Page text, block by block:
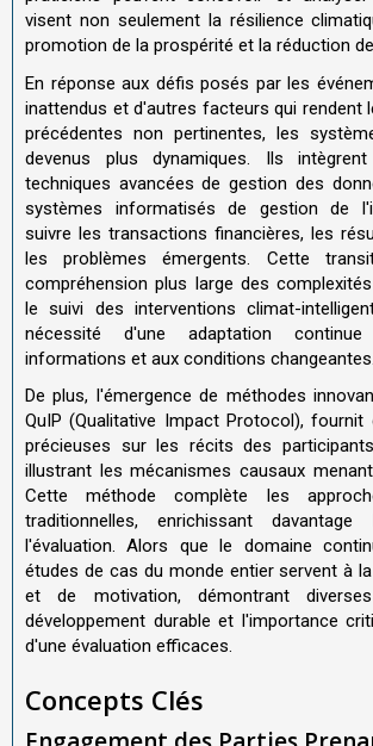
visent non seulement la résilience
promotion de la prospérité et la réduction
En réponse aux défis posés par les
inattendus et d'autres facteurs qui rendent
précédentes non pertinentes, les
devenus plus dynamiques. Ils
techniques avancées de gestion des
systèmes informatisés de gestion de
suivre les transactions financières, les
les problèmes émergents. Cette
compréhension plus large des
le suivi des interventions climat-
nécessité d'une adaptation
informations et aux conditions changeantes.
De plus, l'émergence de méthodes
QuIP (Qualitative Impact Protocol),
précieuses sur les récits des
illustrant les mécanismes causaux
Cette méthode complète les
traditionnelles, enrichissant
l'évaluation. Alors que le domaine
études de cas du monde entier servent à
et de motivation, démontrant
développement durable et l'importance
d'une évaluation efficaces.
Concepts Clés